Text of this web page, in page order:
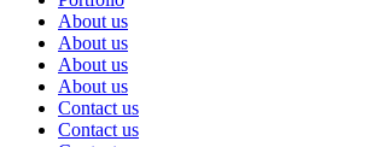
About us
About us
About us
About us
Contact us
Contact us